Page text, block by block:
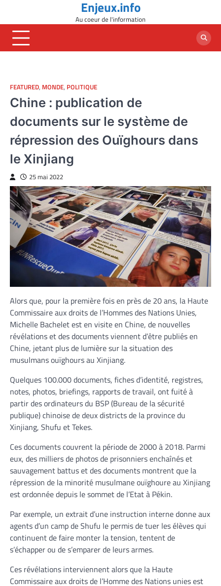
content
Enjeux.info
Au coeur de l'information
FEATURED, MONDE, POLITIQUE
Chine : publication de
documents sur le système de
répression des Ouïghours dans
le Xinjiang
25 mai 2022
Alors que, pour la première fois en près de 20 ans, la Haute
Commissaire aux droits de l’Hommes des Nations Unies,
Michelle Bachelet est en visite en Chine, de nouvelles
révélations et des documents viennent d’être publiés en
Chine, jetant plus de lumière sur la situation des
musulmans ouïghours au Xinjiang.
Quelques 100.000 documents, fiches d’identité, registres,
notes, photos, briefings, rapports de travail, ont fuité à
partir des ordinateurs du BSP (Bureau de la sécurité
publique) chinoise de deux districts de la province du
Xinjiang, Shufu et Tekes.
Ces documents couvrent la période de 2000 à 2018. Parmi
eux, des milliers de photos de prisonniers enchaînés et
sauvagement battus et des documents montrent que la
répression de la minorité musulmane ouïghoure au Xinjiang
est ordonnée depuis le sommet de l’Etat à Pékin.
Par exemple, un extrait d’une instruction interne donne aux
agents d’un camp de Shufu le permis de tuer les élèves qui
continuent de faire monter la tension, tentent de
s’échapper ou de s’emparer de leurs armes.
Ces révélations interviennent alors que la Haute
Commissaire aux droits de l’Homme des Nations unies est